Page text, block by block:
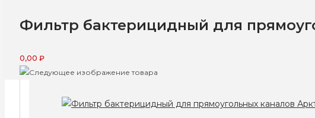
Фильтр бактерицидный для
0,00 ₽